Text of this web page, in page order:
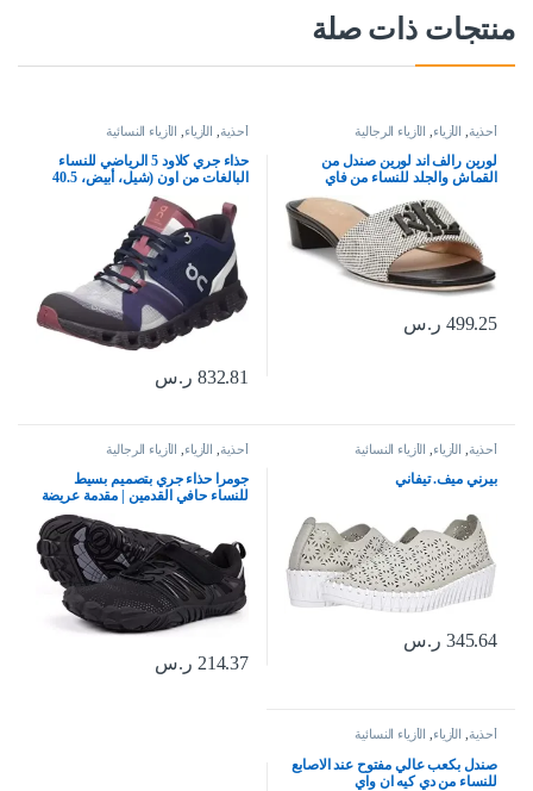
منتجات ذات صلة
أحذية الأزياء الأزياء الرجالية
لورين رالف اند لورين صندل من
القماش والجلد للنساء من فاي
499.25 ر.س
أحذية الأزياء الأزياء النسائية
حذاء جري كلاود 5 الرياضي للنساء
البالغات من اون (شيل، أبيض، 40.5
832.81 ر.س
أحذية الأزياء الأزياء النسائية
بيرني ميف. تيفاني
345.64 ر.س
أحذية الأزياء الأزياء الرجالية
جومرا حذاء جري بتصميم بسيط
للنساء حافي القدمين | مقدمة عريضة
214.37 ر.س
أحذية الأزياء الأزياء النسائية
صندل بكعب عالي مفتوح عند الاصابع
للنساء من دي كيه ان واي